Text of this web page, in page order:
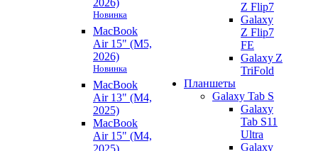
Новинка
MacBook
Air 15" (M5,
2026)
Новинка
MacBook
Air 13" (M4,
2025)
MacBook
Air 15" (M4,
Z Flip7
Galaxy
Z Flip7
FE
Galaxy Z
TriFold
Планшеты
Galaxy Tab S
Galaxy
Tab S11
Ultra
Galaxy